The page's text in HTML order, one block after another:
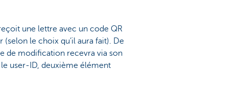
une lettre avec un code QR
le choix qu’il aura fait). De
de modification recevra via son
user-ID, deuxième élément